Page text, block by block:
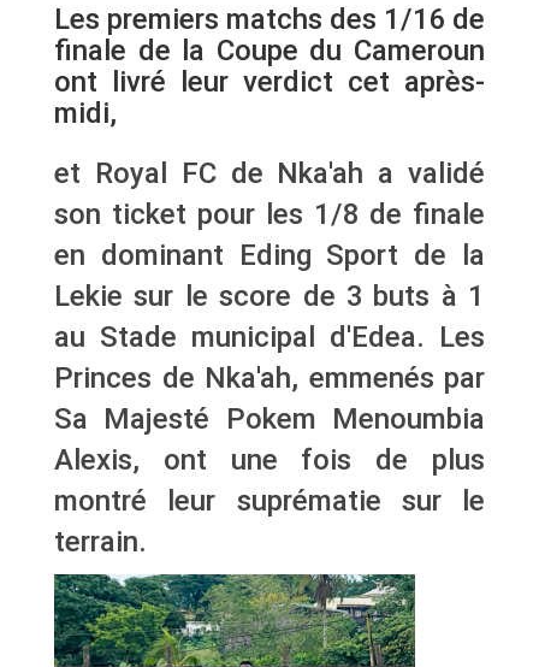
Les premiers matchs des 1/16 de
finale de la Coupe du Cameroun
ont livré leur verdict cet après-
midi,
et Royal FC de Nka'ah a validé
son ticket pour les 1/8 de finale
en dominant Eding Sport de la
Lekie sur le score de 3 buts à 1
au Stade municipal d'Edea. Les
Princes de Nka'ah, emmenés par
Sa Majesté Pokem Menoumbia
Alexis, ont une fois de plus
montré leur suprématie sur le
terrain.